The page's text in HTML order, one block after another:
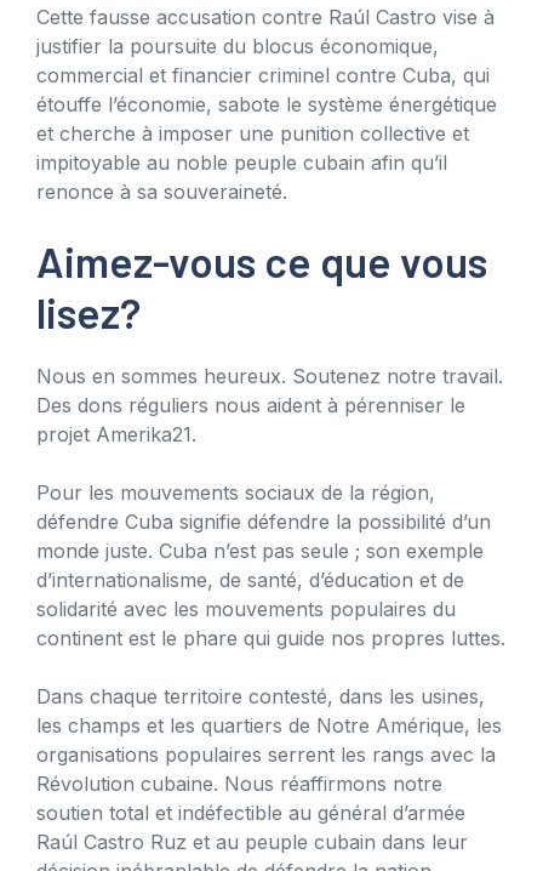
Cette fausse accusation contre Raúl Castro vise à
justifier la poursuite du blocus économique,
commercial et financier criminel contre Cuba, qui
étouffe l’économie, sabote le système énergétique
et cherche à imposer une punition collective et
impitoyable au noble peuple cubain afin qu’il
renonce à sa souveraineté.
Aimez-vous ce que vous
lisez?
Nous en sommes heureux. Soutenez notre travail.
Des dons réguliers nous aident à pérenniser le
projet Amerika21.
Pour les mouvements sociaux de la région,
défendre Cuba signifie défendre la possibilité d’un
monde juste. Cuba n’est pas seule ; son exemple
d’internationalisme, de santé, d’éducation et de
solidarité avec les mouvements populaires du
continent est le phare qui guide nos propres luttes.
Dans chaque territoire contesté, dans les usines,
les champs et les quartiers de Notre Amérique, les
organisations populaires serrent les rangs avec la
Révolution cubaine. Nous réaffirmons notre
soutien total et indéfectible au général d’armée
Raúl Castro Ruz et au peuple cubain dans leur